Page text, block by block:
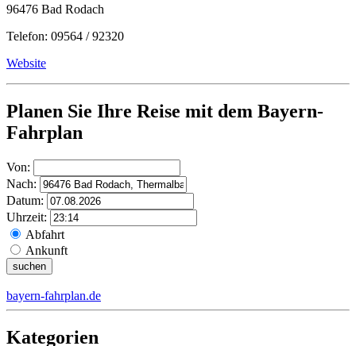
96476 Bad Rodach
Telefon: 09564 / 92320
Website
Planen Sie Ihre Reise mit dem Bayern-
Fahrplan
Von:
Nach:
Datum:
Uhrzeit:
Abfahrt
Ankunft
bayern-fahrplan.de
Kategorien